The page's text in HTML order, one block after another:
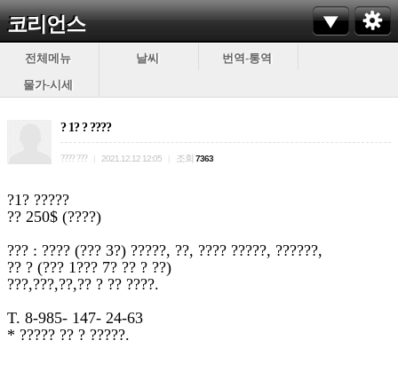
코리언스
전체메뉴 날씨
번역-통역
물가-시세
? 1? ? ????
???? ??? 2021.12.12 12:05 조회 7363
?1? ?????
?? 250$ (????)
??? : ???? (??? 3?) ?????, ??, ???? ?????, ??????,
?? ? (??? 1??? 7? ?? ? ??)
???,???,??,?? ? ?? ????.
T. 8-985- 147- 24-63
* ????? ?? ? ?????.